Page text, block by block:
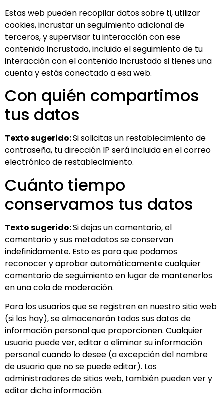
Estas web pueden recopilar datos sobre ti, utilizar
cookies, incrustar un seguimiento adicional de
terceros, y supervisar tu interacción con ese
contenido incrustado, incluido el seguimiento de tu
interacción con el contenido incrustado si tienes una
cuenta y estás conectado a esa web.
Con quién compartimos
tus datos
Texto sugerido:Si solicitas un restablecimiento de
contraseña, tu dirección IP será incluida en el correo
electrónico de restablecimiento.
Cuánto tiempo
conservamos tus datos
Texto sugerido:Si dejas un comentario, el
comentario y sus metadatos se conservan
indefinidamente. Esto es para que podamos
reconocer y aprobar automáticamente cualquier
comentario de seguimiento en lugar de mantenerlos
en una cola de moderación.
Para los usuarios que se registren en nuestro sitio web
(si los hay), se almacenarán todos sus datos de
información personal que proporcionen. Cualquier
usuario puede ver, editar o eliminar su información
personal cuando lo desee (a excepción del nombre
de usuario que no se puede editar). Los
administradores de sitios web, también pueden ver y
editar dicha información.